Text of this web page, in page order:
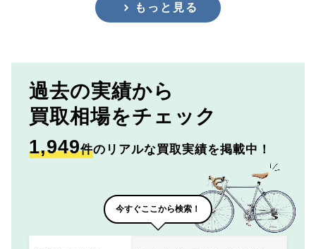
もっと見る
過去の実績から
買取相場をチェック
1,949件のリアルな買取実績を掲載中！
今すぐここから検索！